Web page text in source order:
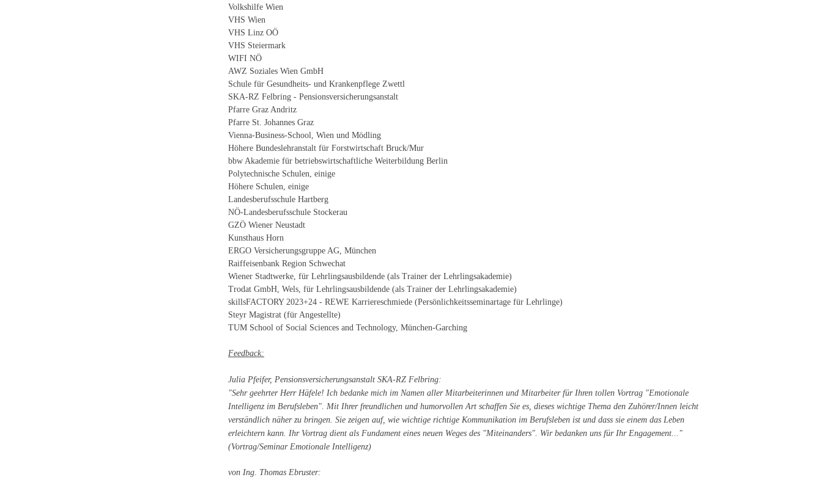
Volkshilfe Wien
VHS Wien
VHS Linz OÖ
VHS Steiermark
WIFI NÖ
AWZ Soziales Wien GmbH
Schule für Gesundheits- und Krankenpflege Zwettl
SKA-RZ Felbring - Pensionsversicherungsanstalt
Pfarre Graz Andritz
Pfarre St. Johannes Graz
Vienna-Business-School, Wien und Mödling
Höhere Bundeslehranstalt für Forstwirtschaft Bruck/Mur
bbw Akademie für betriebswirtschaftliche Weiterbildung Berlin
Polytechnische Schulen, einige
Höhere Schulen, einige
Landesberufsschule Hartberg
NÖ-Landesberufsschule Stockerau
GZÖ Wiener Neustadt
Kunsthaus Horn
ERGO Versicherungsgruppe AG, München
Raiffeisenbank Region Schwechat
Wiener Stadtwerke, für Lehrlingsausbildende (als Trainer der Lehrlingsakademie)
Trodat GmbH, Wels, für Lehrlingsausbildende (als Trainer der Lehrlingsakademie)
skillsFACTORY 2023+24 - REWE Karriereschmiede (Persönlichkeitsseminartage für Lehrlinge)
Steyr Magistrat (für Angestellte)
TUM School of Social Sciences and Technology, München-Garching
Feedback:
Julia Pfeifer, Pensionsversicherungsanstalt SKA-RZ Felbring:
"Sehr geehrter Herr Häfele! Ich bedanke mich im Namen aller Mitarbeiterinnen und Mitarbeiter für Ihren tollen Vortrag "Emotionale
Intelligenz im Berufsleben". Mit Ihrer freundlichen und humorvollen Art schaffen Sie es, dieses wichtige Thema den Zuhörer/Innen leicht
verständlich näher zu bringen. Sie zeigen auf, wie wichtige richtige Kommunikation im Berufsleben ist und dass sie einem das Leben
erleichtern kann. Ihr Vortrag dient als Fundament eines neuen Weges des "Miteinanders". Wir bedanken uns für Ihr Engagement..."
(Vortrag/Seminar Emotionale Intelligenz)
von Ing. Thomas Ebruster: